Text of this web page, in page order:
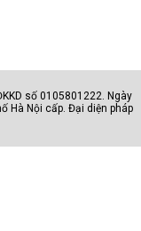
số 0105801222. Ngày
Hà Nội cấp. Đại diện pháp